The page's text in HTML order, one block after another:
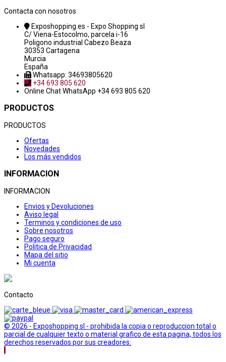
Contacta con nosotros
Exposhopping.es - Expo Shopping sl
C/ Viena-Estocolmo, parcela i-16
Poligono industrial Cabezo Beaza
30353 Cartagena
Murcia
España
Whatsapp: 34693805620
+34 693 805 620
Online ChatWhatsApp +34 693 805 620
PRODUCTOS
PRODUCTOS
Ofertas
Novedades
Los más vendidos
INFORMACION
INFORMACION
Envios y Devoluciones
Aviso legal
Terminos y condiciones de uso
Sobre nosotros
Pago seguro
Politica de Privacidad
Mapa del sitio
Mi cuenta
Contacto
© 2026 - Exposhopping sl - prohibida la copia o reproduccion total o
parcial de cualquier texto o material grafico de esta pagina, todos los
derechos reservados por sus creadores.